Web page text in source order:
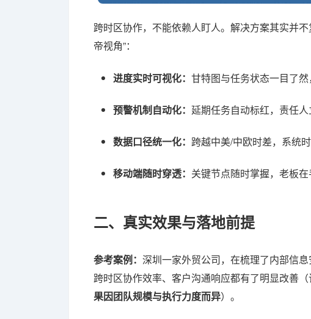
跨时区协作，不能依赖人盯人。解决方案其实并
帝视角”：
进度实时可视化： 甘特图与任务状态一目了然
预警机制自动化： 延期任务自动标红，责任
数据口径统一化： 跨越中美/中欧时差，系统
移动端随时穿透： 关键节点随时掌握，老板在
二、真实效果与落地前提
参考案例： 深圳一家外贸公司，在梳理了内部信
跨时区协作效率、客户沟通响应都有了明显改善
果因团队规模与执行力度而异）。